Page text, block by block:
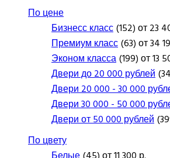
По цене
Бизнесс класс(152) от 23
Премиум класс(63) от 34
Эконом класса(199) от 13
Двери до 20 000 рублей
Двери 20 000 - 30 000
Двери 30 000 - 50 000
Двери от 50 000 рублей
По цвету